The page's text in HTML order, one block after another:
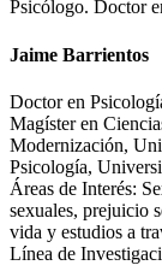
Psicólogo. Doctor
Jaime Barrientos
Doctor en
Magíster en
Modernización,
Psicología,
Áreas de Interés:
sexuales, prejuicio
vida y estudios a
Línea de